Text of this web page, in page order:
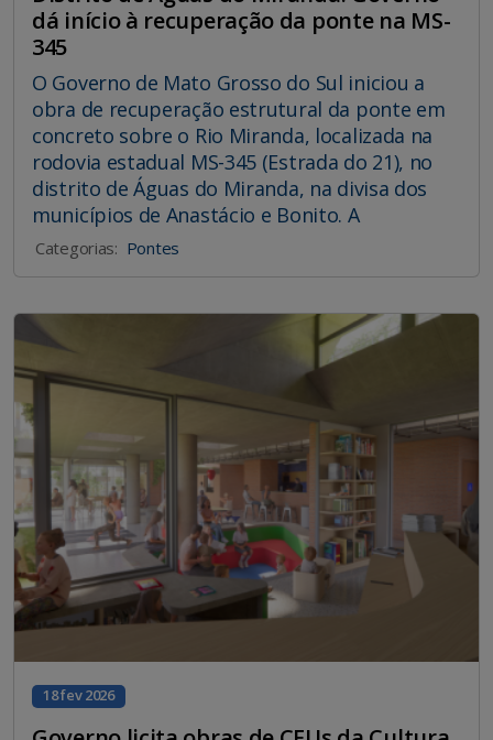
dá início à recuperação da ponte na MS-
345
O Governo de Mato Grosso do Sul iniciou a
obra de recuperação estrutural da ponte em
concreto sobre o Rio Miranda, localizada na
rodovia estadual MS-345 (Estrada do 21), no
distrito de Águas do Miranda, na divisa dos
municípios de Anastácio e Bonito. A
Categorias: Pontes
18 fev 2026